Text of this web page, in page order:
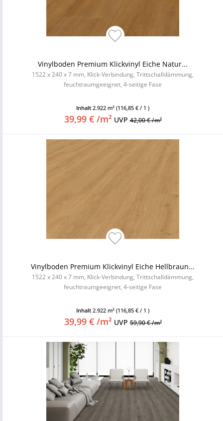
Vinylboden Premium Klickvinyl Eiche Natur...
1522 x 240 x 7 mm, Klick-Verbindung, Trittschalldämmung,
feuchtraumgeeignet, 4-seitige Fase
Inhalt 2.922 m² (116,85 € / 1 )
39,99 € /m² UVP42,00 € /m²
Vinylboden Premium Klickvinyl Eiche Hellbraun...
1522 x 240 x 7 mm, Klick-Verbindung, Trittschalldämmung,
feuchtraumgeeignet, 4-seitige Fase
Inhalt 2.922 m² (116,85 € / 1 )
39,99 € /m² UVP59,90 € /m²